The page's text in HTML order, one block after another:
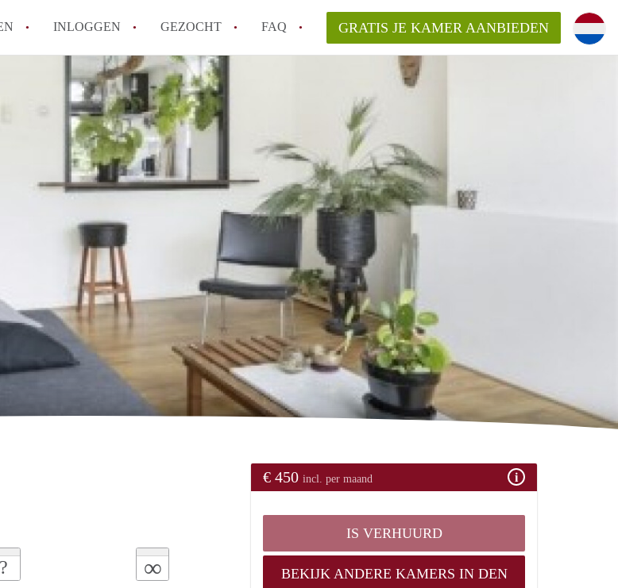
INLOGGEN GEZOCHT FAQ
How to translate KamerDenHaag!
Wat is KamerDenHaag?
Hoeveel kost het om te reageren op een Kamer in Den Haag?
Wat is de privacyverklaring van KamerDenHaag?
Berekent KamerDenHaag makelaarsvergoeding/bemiddelingsvergoeding?
Alle veelgestelde vragen
GRATIS JE KAMER AANBIEDEN
? ∞
€ 450 incl. per maand
IS VERHUURD
BEKIJK ANDERE KAMERS IN DEN